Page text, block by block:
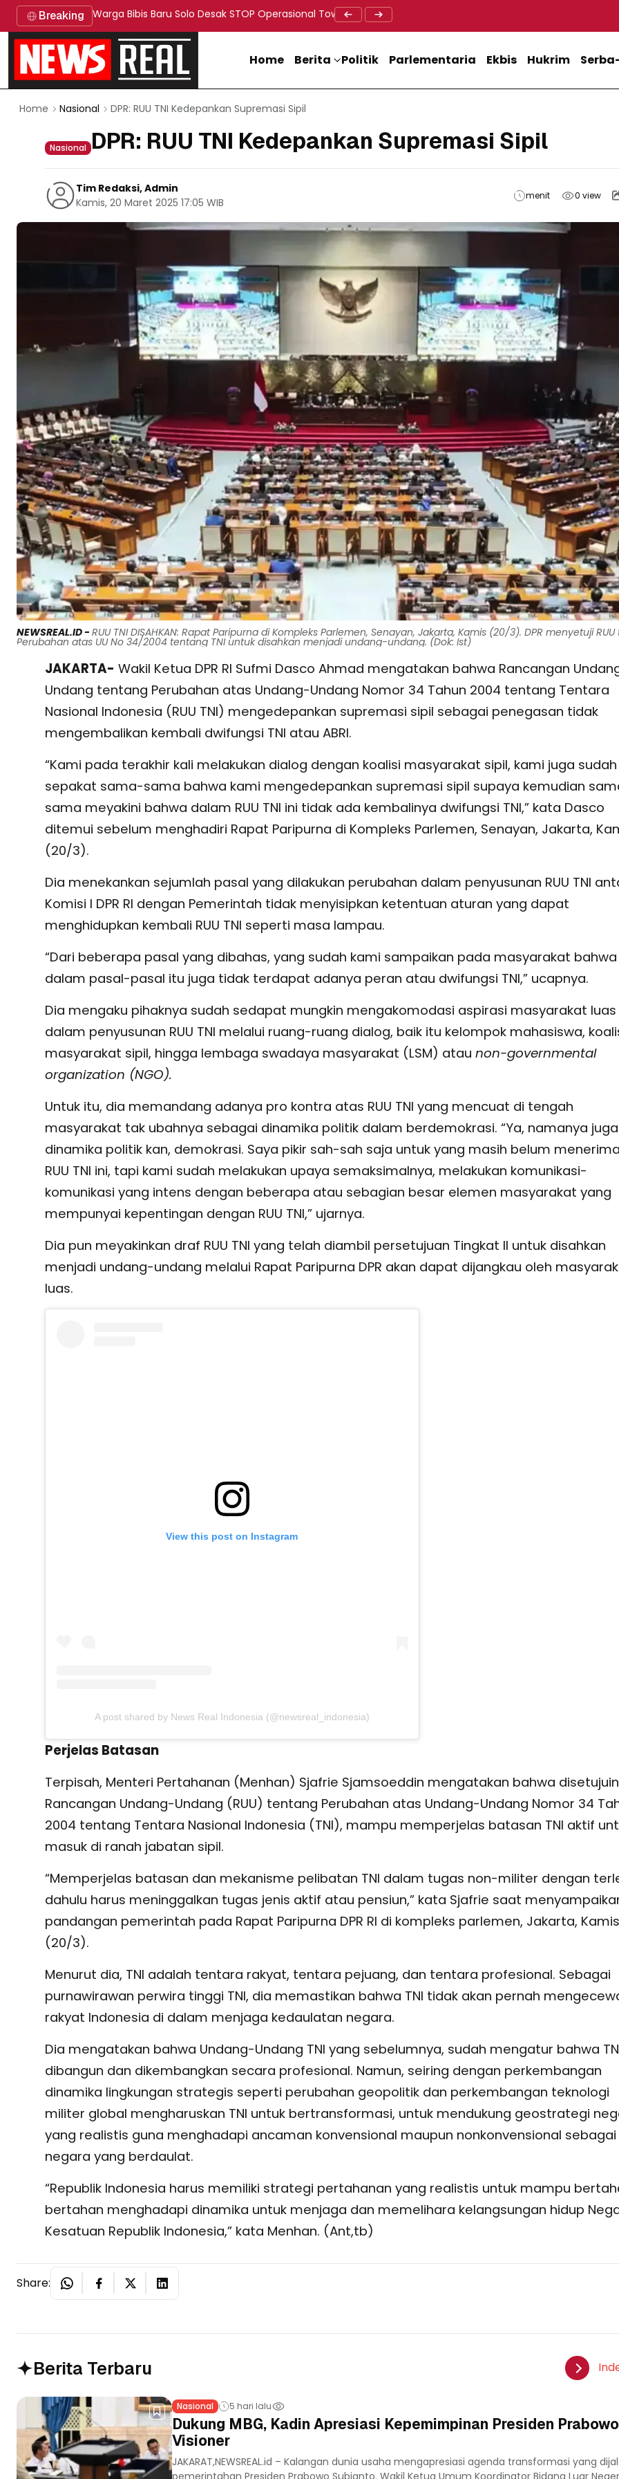
Breaking Warga Bibis Baru Solo Desak STOP Operasional Tower BTS, Diwa : Nyawa dan Keselamatan Warga Lebih
Doa Lintas Agama Perkuat Semangat Persatuan Jelang
Home Berita Politik Parlementaria Ekbis Hukrim
Home Nasional DPR: RUU TNI Kedepankan Supremasi Sipil
Nasional DPR: RUU TNI Kedepankan Supremasi Sipil
Tim Redaksi, Admin
Kamis, 20 Maret 2025 17:05 WIB
menit 0view
NEWSREAL.ID -RUU TNI DISAHKAN: Rapat Paripurna di Kompleks Parlemen, Senayan, Jakarta, Kamis (20/3). DPR menyetuji
Perubahan atas UU No 34/2004 tentang TNI untuk disahkan menjadi undang-undang. (Dok: Ist)
JAKARTA- Wakil Ketua DPR RI Sufmi Dasco Ahmad mengatakan bahwa Rancangan
Undang tentang Perubahan atas Undang-Undang Nomor 34 Tahun 2004 tentang Tentara
Nasional Indonesia (RUU TNI) mengedepankan supremasi sipil sebagai penegasan tidak
mengembalikan kembali dwifungsi TNI atau ABRI.
“Kami pada terakhir kali melakukan dialog dengan koalisi masyarakat sipil, kami juga sudah
sepakat sama-sama bahwa kami mengedepankan supremasi sipil supaya kemudian
sama meyakini bahwa dalam RUU TNI ini tidak ada kembalinya dwifungsi TNI,” kata Dasco
ditemui sebelum menghadiri Rapat Paripurna di Kompleks Parlemen, Senayan, Jakarta,
(20/3).
Dia menekankan sejumlah pasal yang dilakukan perubahan dalam penyusunan RUU TNI
Komisi I DPR RI dengan Pemerintah tidak menyisipkan ketentuan aturan yang dapat
menghidupkan kembali RUU TNI seperti masa lampau.
“Dari beberapa pasal yang dibahas, yang sudah kami sampaikan pada masyarakat bahwa
dalam pasal-pasal itu juga tidak terdapat adanya peran atau dwifungsi TNI,” ucapnya.
Dia mengaku pihaknya sudah sedapat mungkin mengakomodasi aspirasi masyarakat luas
dalam penyusunan RUU TNI melalui ruang-ruang dialog, baik itu kelompok mahasiswa,
masyarakat sipil, hingga lembaga swadaya masyarakat (LSM) atau non-governmental
organization (NGO).
Untuk itu, dia memandang adanya pro kontra atas RUU TNI yang mencuat di tengah
masyarakat tak ubahnya sebagai dinamika politik dalam berdemokrasi. “Ya, namanya juga
dinamika politik kan, demokrasi. Saya pikir sah-sah saja untuk yang masih belum
RUU TNI ini, tapi kami sudah melakukan upaya semaksimalnya, melakukan komunikasi-
komunikasi yang intens dengan beberapa atau sebagian besar elemen masyarakat yang
mempunyai kepentingan dengan RUU TNI,” ujarnya.
Dia pun meyakinkan draf RUU TNI yang telah diambil persetujuan Tingkat II untuk disahkan
menjadi undang-undang melalui Rapat Paripurna DPR akan dapat dijangkau oleh
luas.
View this post on Instagram
A post shared by News Real Indonesia (@newsreal_indonesia)
Perjelas Batasan
Terpisah, Menteri Pertahanan (Menhan) Sjafrie Sjamsoeddin mengatakan bahwa
Rancangan Undang-Undang (RUU) tentang Perubahan atas Undang-Undang Nomor 34
2004 tentang Tentara Nasional Indonesia (TNI), mampu memperjelas batasan TNI aktif
masuk di ranah jabatan sipil.
“Memperjelas batasan dan mekanisme pelibatan TNI dalam tugas non-militer dengan
dahulu harus meninggalkan tugas jenis aktif atau pensiun,” kata Sjafrie saat
pandangan pemerintah pada Rapat Paripurna DPR RI di kompleks parlemen, Jakarta, Kamis
(20/3).
Menurut dia, TNI adalah tentara rakyat, tentara pejuang, dan tentara profesional. Sebagai
purnawirawan perwira tinggi TNI, dia memastikan bahwa TNI tidak akan pernah
rakyat Indonesia di dalam menjaga kedaulatan negara.
Dia mengatakan bahwa Undang-Undang TNI yang sebelumnya, sudah mengatur bahwa
dibangun dan dikembangkan secara profesional. Namun, seiring dengan perkembangan
dinamika lingkungan strategis seperti perubahan geopolitik dan perkembangan teknologi
militer global mengharuskan TNI untuk bertransformasi, untuk mendukung geostrategi
yang realistis guna menghadapi ancaman konvensional maupun nonkonvensional sebagai
negara yang berdaulat.
“Republik Indonesia harus memiliki strategi pertahanan yang realistis untuk mampu
bertahan menghadapi dinamika untuk menjaga dan memelihara kelangsungan hidup
Kesatuan Republik Indonesia,” kata Menhan. (Ant,tb)
Share:
Berita Terbaru
Nasional 5 hari lalu
Dukung MBG, Kadin Apresiasi Kepemimpinan Presiden
Visioner
JAKARAT,NEWSREAL.id – Kalangan dunia usaha mengapresiasi agenda transformasi yang